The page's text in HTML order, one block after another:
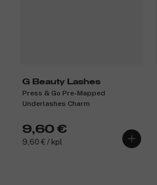
G Beauty Lashes
Press & Go Pre-Mapped
Underlashes Charm
9,60 €
9,60 € / kpl